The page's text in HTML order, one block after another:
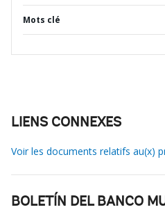
Mots clé
LIENS CONNEXES
Voir les documents relatifs au(x)
BOLETÍN DEL BANCO